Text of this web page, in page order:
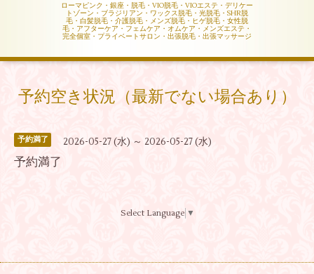
ローマピンク・銀座・脱毛・VIO脱毛・VIOエステ・デリケー
トゾーン・ブラジリアン・ワックス脱毛・光脱毛・SHR脱
毛・白髪脱毛・介護脱毛・メンズ脱毛・ヒゲ脱毛・女性脱
毛・アフターケア・フェムケア・オムケア・メンズエステ・
完全個室・プライベートサロン・出張脱毛・出張マッサージ
予約空き状況（最新でない場合あり）
予約満了 2026-05-27 (水) ～ 2026-05-27 (水)
予約満了
Select Language ▼